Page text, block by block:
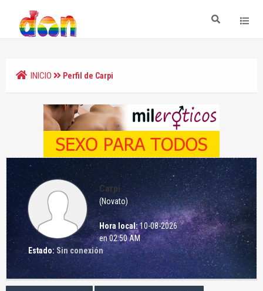
INICIO Perfil de Carpi
Carpi
(Novato)
Hora local:10-08-2026
en 02:50 AM
Estado: Sin conexión